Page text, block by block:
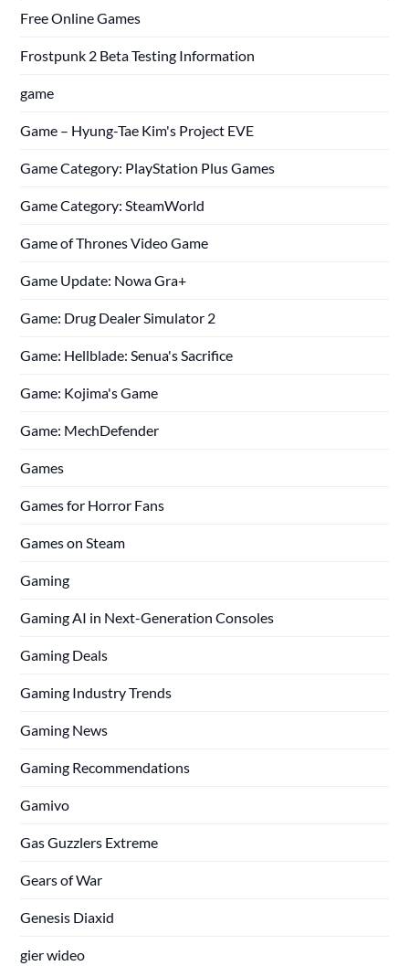
Free Online Games
Frostpunk 2 Beta Testing Information
game
Game – Hyung-Tae Kim's Project EVE
Game Category: PlayStation Plus Games
Game Category: SteamWorld
Game of Thrones Video Game
Game Update: Nowa Gra+
Game: Drug Dealer Simulator 2
Game: Hellblade: Senua's Sacrifice
Game: Kojima's Game
Game: MechDefender
Games
Games for Horror Fans
Games on Steam
Gaming
Gaming AI in Next-Generation Consoles
Gaming Deals
Gaming Industry Trends
Gaming News
Gaming Recommendations
Gamivo
Gas Guzzlers Extreme
Gears of War
Genesis Diaxid
gier wideo